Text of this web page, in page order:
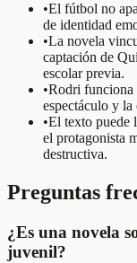
•El fútbol no
de identidad
•La novela
captación de
escolar previa.
•Rodri funciona
espectáculo y
•El texto puede
el protagonista
destructiva.
Preguntas
¿Es una novela
juvenil?